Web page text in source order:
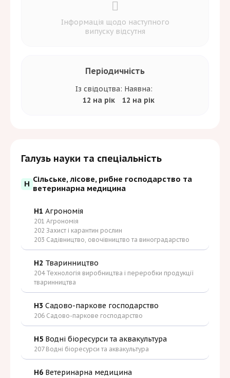
Галузь науки та спеціальність
H Сільське, лісове, рибне господарство та
ветеринарна медицина
H1 Агрономія
201 Агрономія
202 Захист і карантин рослин
203 Садівництво, овочівництво та виноградарство
H2 Тваринництво
204 Технологія виробництва і переробки продукції
тваринництва
H3 Садово-паркове господарство
206 Садово-паркове господарство
H5 Водні біоресурси та аквакультура
207 Водні біоресурси та аквакультура
H6 Ветеринарна медицина
Інформація щодо наступного
випуску відсутня
Періодичність
Із свідоцтва:
12 на рік
Наявна:
12 на рік